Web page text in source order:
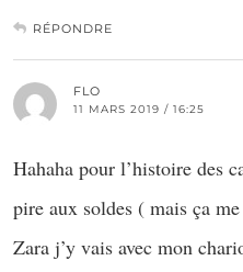
RÉPONDRE
FLO
11 MARS 2019 / 16:25
Hahaha pour l’histoire des
pire aux soldes ( mais ça
Zara j’y vais avec mon